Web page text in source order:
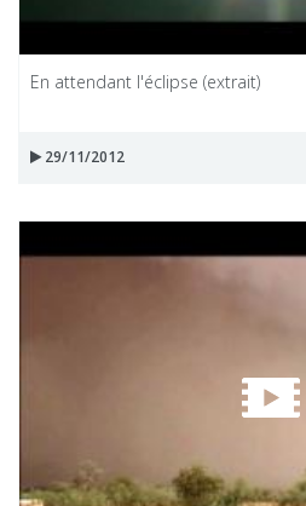
En attendant l'éclipse (extrait)
29/11/2012